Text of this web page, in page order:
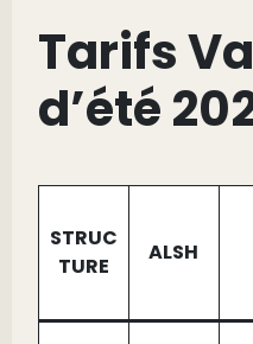
Tarifs
d’été
STRUC
TURE
ALSH